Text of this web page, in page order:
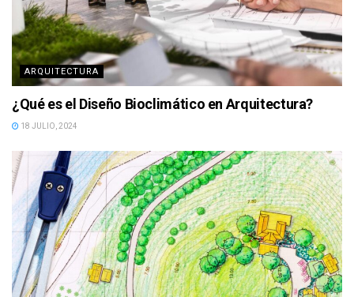
ARQUITECTURA
¿Qué es el Diseño Bioclimático en Arquitectura?
18 JULIO, 2024